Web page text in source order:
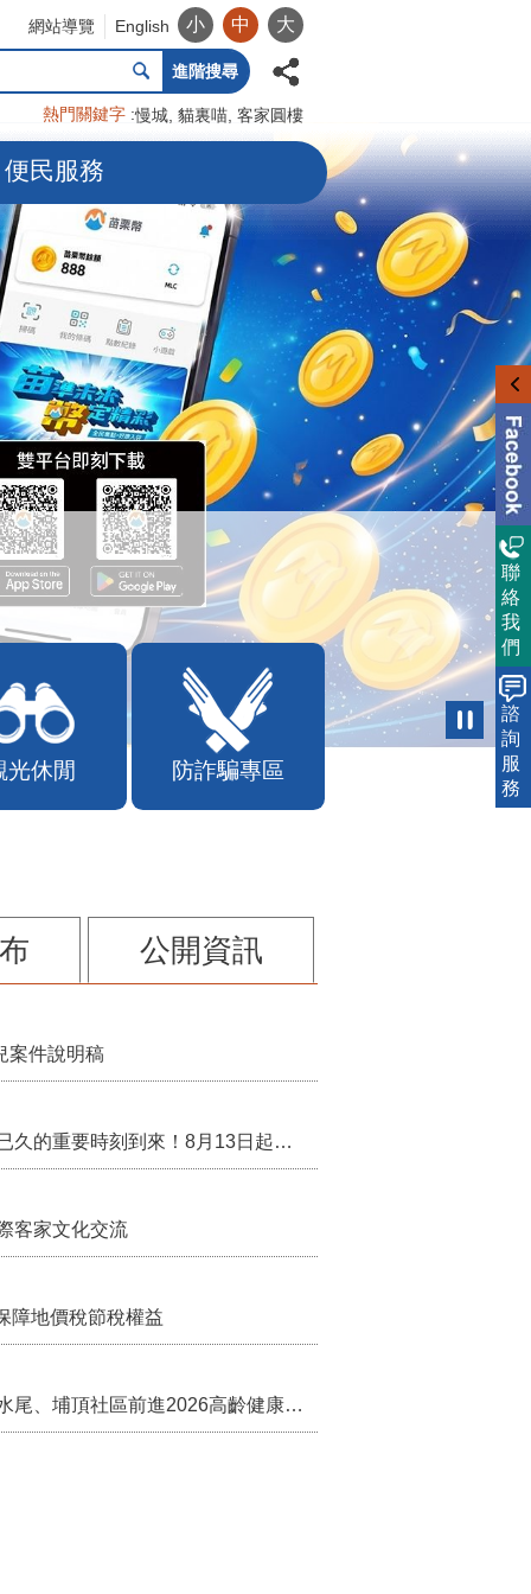
網站導覽 English 小 中 大
進階搜尋
熱門關鍵字 慢城 貓裏喵 客家圓樓
便民服務
光休閒 防詐騙專區
公開資訊
案件說明稿
行政院核定西拉雅族為平埔原住民族群 盼望已久的重要時刻到來！8月13日起受理民族成員名冊登記
客家文化交流
障地價稅節稅權益
苗栗農村綠色照顧成果登上全國舞台！ 後龍水尾、埔頂社區前進2026高齡健康產業博覽會
聯
絡
我
們
諮
詢
服
務